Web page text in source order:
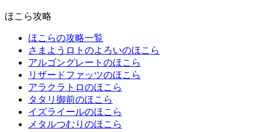
ほこら攻略
ほこらの攻略一覧
さまようロトのよろいのほこら
アルゴングレートのほこら
リザードファッツのほこら
アラクラトロのほこら
タタリ御前のほこら
イズライールのほこら
メタルつむりのほこら